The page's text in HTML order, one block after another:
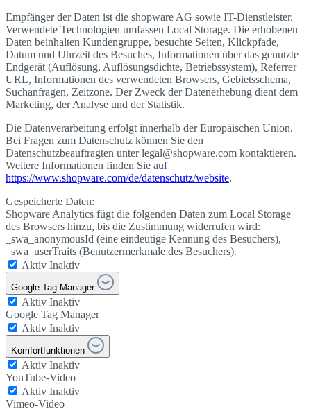
Empfänger der Daten ist die shopware AG sowie IT-Dienstleister.
Verwendete Technologien umfassen Local Storage. Die erhobenen
Daten beinhalten Kundengruppe, besuchte Seiten, Klickpfade,
Datum und Uhrzeit des Besuches, Informationen über das genutzte
Endgerät (Auflösung, Auflösungsdichte, Betriebssystem), Referrer
URL, Informationen des verwendeten Browsers, Gebietsschema,
Suchanfragen, Zeitzone. Der Zweck der Datenerhebung dient dem
Marketing, der Analyse und der Statistik.
Die Datenverarbeitung erfolgt innerhalb der Europäischen Union.
Bei Fragen zum Datenschutz können Sie den
Datenschutzbeauftragten unter legal@shopware.com kontaktieren.
Weitere Informationen finden Sie auf
https://www.shopware.com/de/datenschutz/website.
Gespeicherte Daten:
Shopware Analytics fügt die folgenden Daten zum Local Storage
des Browsers hinzu, bis die Zustimmung widerrufen wird:
_swa_anonymousId (eine eindeutige Kennung des Besuchers),
_swa_userTraits (Benutzermerkmale des Besuchers).
Aktiv Inaktiv
Google Tag Manager
Aktiv Inaktiv
Google Tag Manager
Aktiv Inaktiv
Komfortfunktionen
Aktiv Inaktiv
YouTube-Video
Aktiv Inaktiv
Vimeo-Video